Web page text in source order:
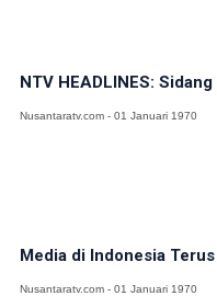
NTV HEADLINES:
Nusantaratv.com - 01 Januari 1970
Media di Indonesia
Nusantaratv.com - 01 Januari 1970